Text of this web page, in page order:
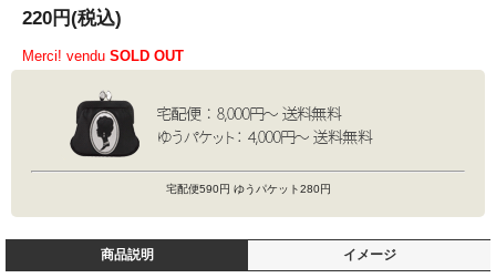
220円(税込)
Merci! vendu SOLD OUT
宅配便590円 ゆうパケット280円
商品説明 イメージ